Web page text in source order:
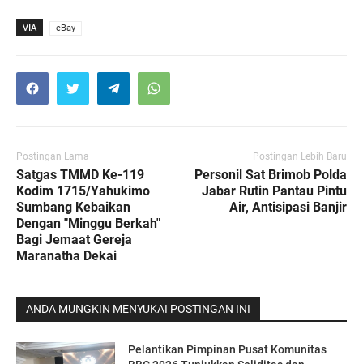
VIA eBay
Postingan Lama
Satgas TMMD Ke-119
Kodim 1715/Yahukimo
Sumbang Kebaikan
Dengan "Minggu Berkah"
Bagi Jemaat Gereja
Maranatha Dekai
Postingan Lebih Baru
Personil Sat Brimob Polda
Jabar Rutin Pantau Pintu
Air, Antisipasi Banjir
ANDA MUNGKIN MENYUKAI POSTINGAN INI
Pelantikan Pimpinan Pusat Komunitas